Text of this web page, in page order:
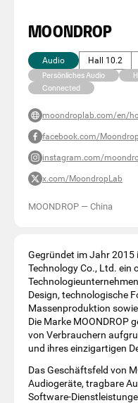
MOONDROP
Audio Hall 10.2
Persönliches Audio
Connected
moondroplab.com/en/
facebook.com/
instagram.com/
x.com/MoondropLab
MOONDROP — China
Gegründet im Jahr 2015
Technology Co., Ltd. ein
Design, technologische
Massenproduktion
Die Marke MOONDROP
von Verbrauchern
und ihres einzigartigen
Das Geschäftsfeld von
Audiogeräte, tragbare
Software-